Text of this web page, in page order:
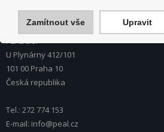
PEAL a.s.
U Plynárny 412/101
101 00 Praha 10
Česká republika
Tel.: 272 774 153
E-mail: info@peal.cz
Zamítnout vše Upravit